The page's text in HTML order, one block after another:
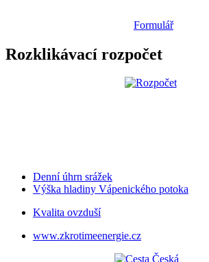
Formulář
Rozklikávací rozpočet
Denní úhrn srážek
Výška hladiny Vápenického potoka
Kvalita ovzduší
www.zkrotimeenergie.cz